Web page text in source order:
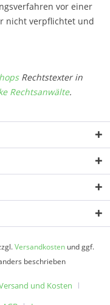
vor einer
nicht verpflichtet und
Rechtstexter in
Rechtsanwälte.
Versandkosten und ggf.
beschrieben
und Kosten